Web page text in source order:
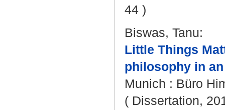
44 )
Biswas, Tanu:
Little Things
philosophy in
Munich : Büro
( Dissertation,